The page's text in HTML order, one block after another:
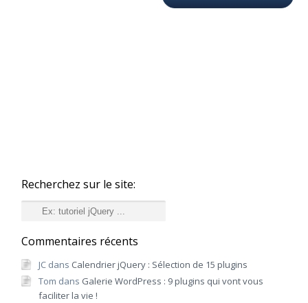
Recherchez sur le site:
Recherche
Commentaires récents
JC dans Calendrier jQuery : Sélection de 15 plugins
Tom dans Galerie WordPress : 9 plugins qui vont vous
faciliter la vie !